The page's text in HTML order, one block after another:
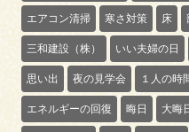
エアコン清掃 寒さ対策 床
三和建設（株） いい夫婦の日
思い出 夜の見学会 １人の時
エネルギーの回復 晦日 大晦